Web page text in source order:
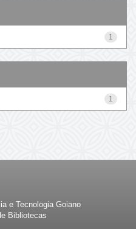
1
1
e Tecnologia Goiano
Bibliotecas